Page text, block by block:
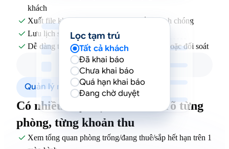
khách
 Xuất file khai báo tạm trú đúng chuẩn nhanh chóng
 Lưu lịch sử lưu trú theo từng phòng rõ ràng
 Dễ dàng tra cứu thông tin khi cần kiểm tra hoặc đối soát
Lọc tạm trú
Tất cả khách
Đã khai báo
Chưa khai báo
Quá hạn khai báo
Đang chờ duyệt
Quản lý nhiều dãy
Có nhiều dãy trọ – vẫn nắm rõ từng
phòng, từng khoản thu
 Xem tổng quan phòng trống/đang thuê/sắp hết hạn trên 1